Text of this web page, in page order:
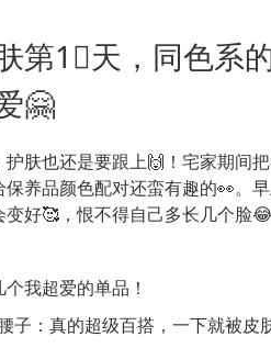
第1⃣️天，同色系
🤗
护肤也还是要跟上🙌！宅家期间
养品颜色配对还蛮有趣的👀。
好🥰，恨不得自己多长几个脸😂
我超爱的单品！
子：真的超级百搭，一下就被皮